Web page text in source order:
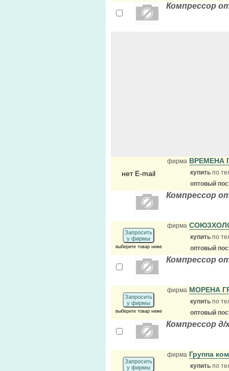
Компрессор
нет E-mail
фирма ВРЕМЕНА
купить по
оптовый
Компрессор
Запросить
у фирмы
выберите товар ниже
фирма
купить по
оптовый
Компрессор
Запросить
у фирмы
выберите товар ниже
фирма МОРЕНА
купить по
оптовый
Компрессор д/
Запросить
у фирмы
фирма Группа
купить по